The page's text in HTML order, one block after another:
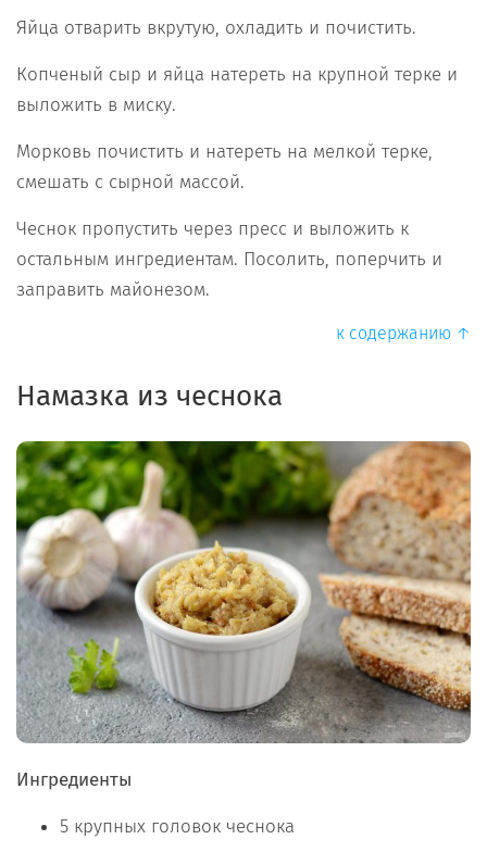
Яйца отварить вкрутую, охладить и почистить.
Копченый сыр и яйца натереть на крупной терке и
выложить в миску.
Морковь почистить и натереть на мелкой терке,
смешать с сырной массой.
Чеснок пропустить через пресс и выложить к
остальным ингредиентам. Посолить, поперчить и
заправить майонезом.
к содержанию ↑
Намазка из чеснока
Ингредиенты
5 крупных головок чеснока